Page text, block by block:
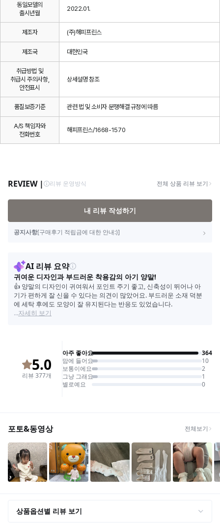
동일모델의
출시년월
2022.01.
제조자 (주)해피프린스
제조국 대한민국
취급방법 및
취급시 주의사항,
안전표시
상세설명 참조
품질보증기준 관련 법 및 소비자 분쟁해결 규정에 따름
A/S 책임자와
전화번호
해피프린스/1668-1570